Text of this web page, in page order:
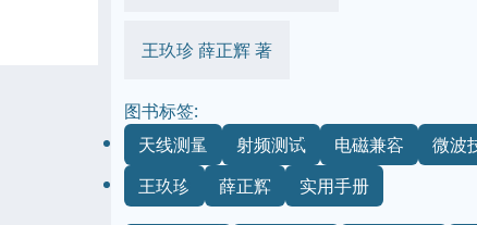
王玖珍 薛正辉 著
图书标签:
天线测量
射频测试 电磁兼容
微波
王玖珍
薛正辉 实用手册